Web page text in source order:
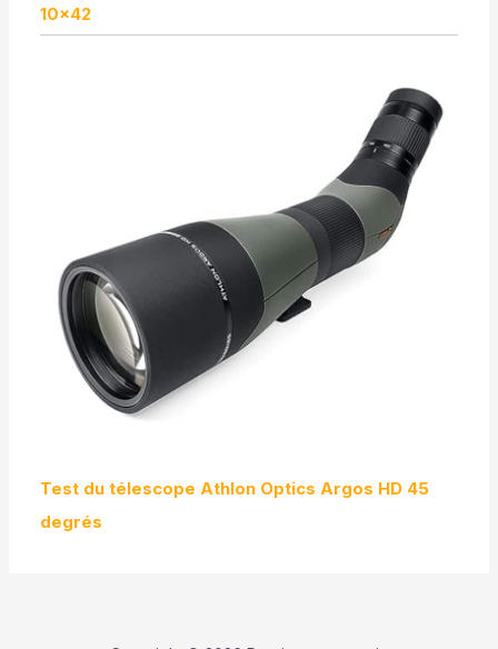
10×42
Test du télescope Athlon Optics Argos HD 45
degrés